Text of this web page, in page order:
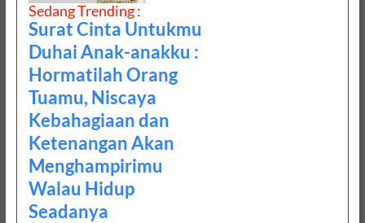
Sedang Trending :
Surat Cinta Untukmu
Duhai Anak-anakku :
Hormatilah Orang
Tuamu, Niscaya
Kebahagiaan dan
Ketenangan Akan
Menghampirimu
Walau Hidup
Seadanya